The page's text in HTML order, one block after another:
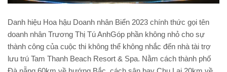
Danh hiệu Hoa hậu Doanh nhân Biển 2023 chính thức gọi tên
doanh nhân Trương Thị Tú AnhGóp phần không nhỏ cho sự
thành công của cuộc thi không thể không nhắc đến nhà tài trợ
lưu trú Tam Thanh Beach Resort & Spa. Nằm cách thành phố